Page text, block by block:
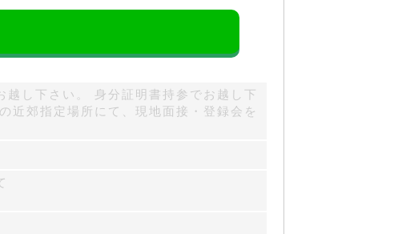
し下さい。 身分証明書持参でお越し下
近郊指定場所にて、現地面接・登録会を